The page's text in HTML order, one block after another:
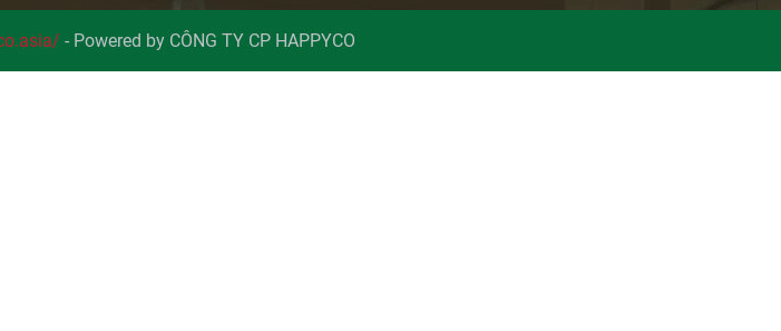
- Powered by CÔNG TY CP HAPPYCO